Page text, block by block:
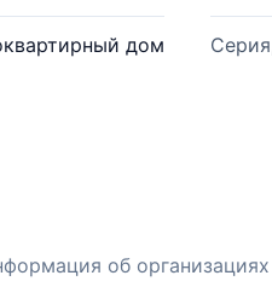
дом
об организациях